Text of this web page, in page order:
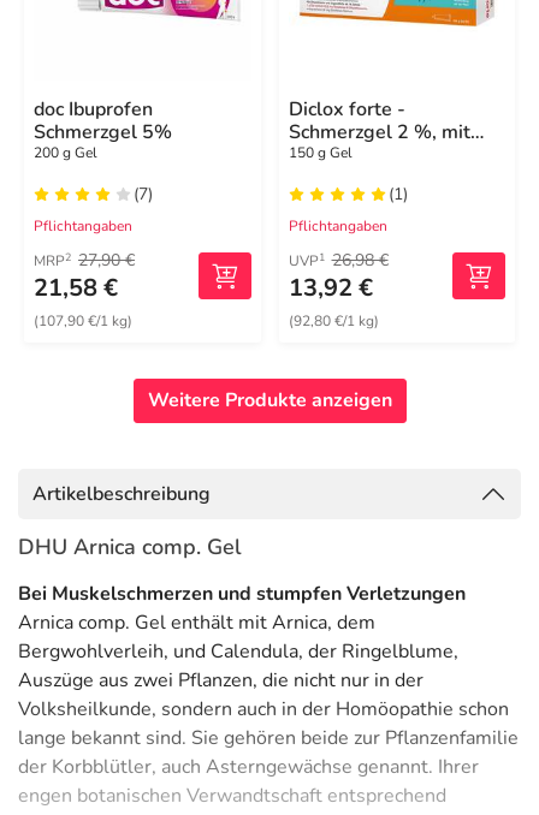
doc Ibuprofen
Schmerzgel 5%
200 g Gel
(7)
Pflichtangaben
MRP2 27,90 €
21,58 €
(107,90 €/1 kg)
Diclox forte -
Schmerzgel 2 %, mit
Diclofenac
150 g Gel
(1)
Pflichtangaben
UVP1 26,98 €
13,92 €
(92,80 €/1 kg)
Weitere Produkte anzeigen
Artikelbeschreibung
DHU Arnica comp. Gel
Bei Muskelschmerzen und stumpfen Verletzungen
Arnica comp. Gel enthält mit Arnica, dem
Bergwohlverleih, und Calendula, der Ringelblume,
Auszüge aus zwei Pflanzen, die nicht nur in der
Volksheilkunde, sondern auch in der Homöopathie schon
lange bekannt sind. Sie gehören beide zur Pflanzenfamilie
der Korbblütler, auch Asterngewächse genannt. Ihrer
engen botanischen Verwandtschaft entsprechend